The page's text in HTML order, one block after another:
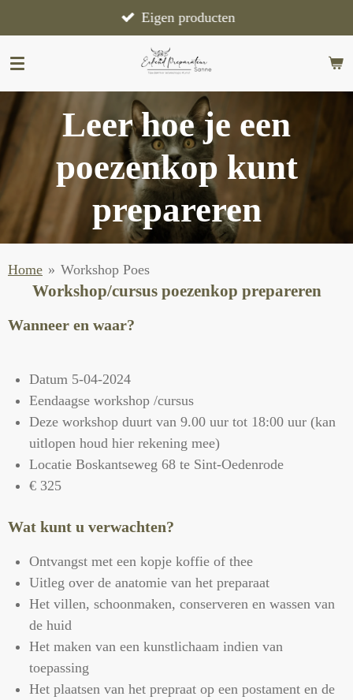
direct
naar
hoofdinhoud
Eigen producten
Leer hoe je een
poezenkop kunt
prepareren
Home » Workshop Poes
Workshop/cursus poezenkop prepareren
Wanneer en waar?
Datum 5-04-2024
Eendaagse workshop /cursus
Deze workshop duurt van 9.00 uur tot 18:00 uur (kan
uitlopen houd hier rekening mee)
Locatie Boskantseweg 68 te Sint-Oedenrode
€ 325
Wat kunt u verwachten?
Ontvangst met een kopje koffie of thee
Uitleg over de anatomie van het preparaat
Het villen, schoonmaken, conserveren en wassen van
de huid
Het maken van een kunstlichaam indien van
toepassing
Het plaatsen van het prepraat op een postament en de